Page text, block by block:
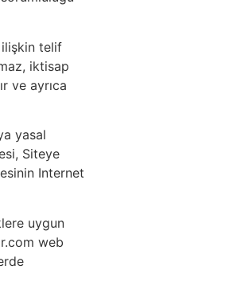
ilişkin telif
iktisap
ve ayrıca
yasal
Siteye
Internet
uygun
web